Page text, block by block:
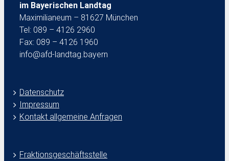
im Bayerischen Landtag
Maximilianeum – 81627 München
Tel: 089 – 4126 2960
Fax: 089 – 4126 1960
info@afd-landtag.bayern
Datenschutz
Impressum
Kontakt allgemeine Anfragen
Fraktionsgeschäftsstelle